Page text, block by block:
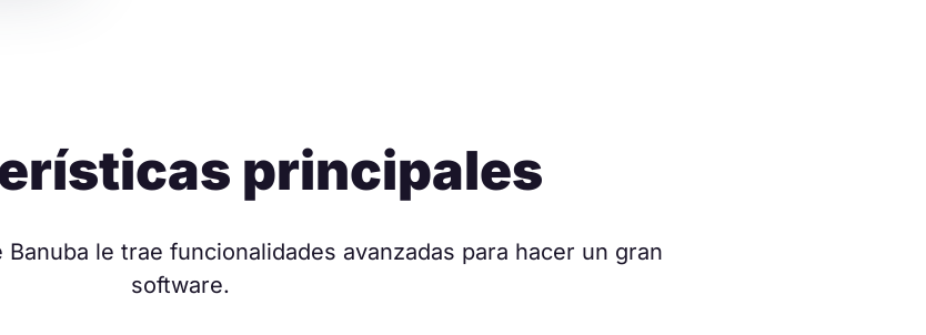
principales
le trae funcionalidades avanzadas para hacer un gran
software.